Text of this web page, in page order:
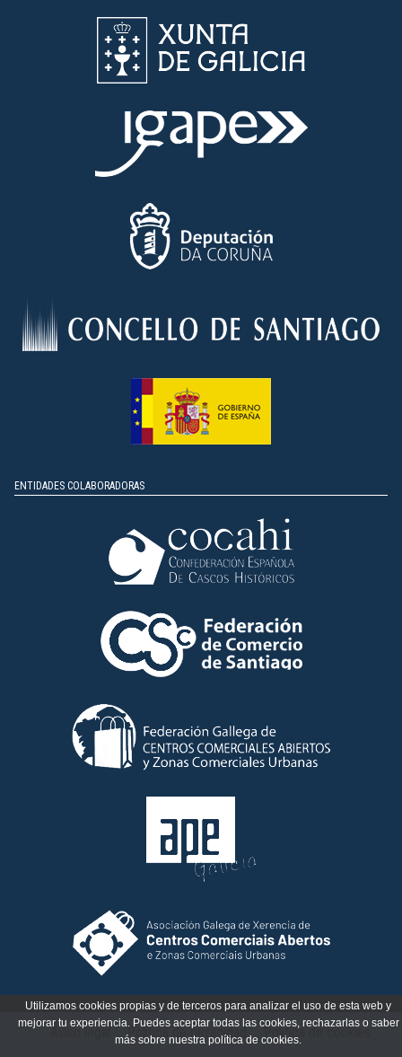
Utilizamos cookies propias y de terceros para analizar el uso de esta web y
mejorar tu experiencia. Puedes aceptar todas las cookies, rechazarlas o saber
más sobre nuestra política de cookies.
ENTIDADES COLABORADORAS
Aviso legal Política de privacidad Política de cookies